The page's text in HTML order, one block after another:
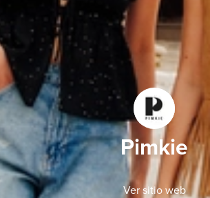
Pimkie
Ver sitio web